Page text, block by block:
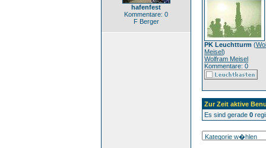
hafenfest
Kommentare: 0
F Berger
PK Leuchtturm (
Meisel)
Wolfram Meisel
Kommentare: 0
Zur Zeit aktive
Es sind gerade 0